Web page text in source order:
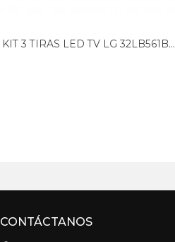
KIT 3 TIRAS LED TV LG 32LB561B...
CONTÁCTANOS